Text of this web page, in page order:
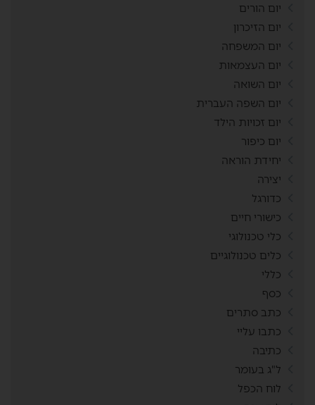
יום הורים
יום הזיכרון
יום המשפחה
יום העצמאות
יום השואה
יום השפה העברית
יום זכויות הילד
יום כיפור
יחידת הוראה
יצירה
כדורגל
כישורי חיים
כלי טכנולוגי
כלים טכנולוגיים
כללי
כסף
כתב סתרים
כתבו עליי
כתיבה
ל"ג בעומר
לוח הכפל